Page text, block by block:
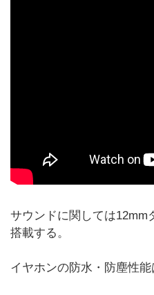
サウンドに関しては12mm
搭載する。
イヤホンの防水・防塵性能